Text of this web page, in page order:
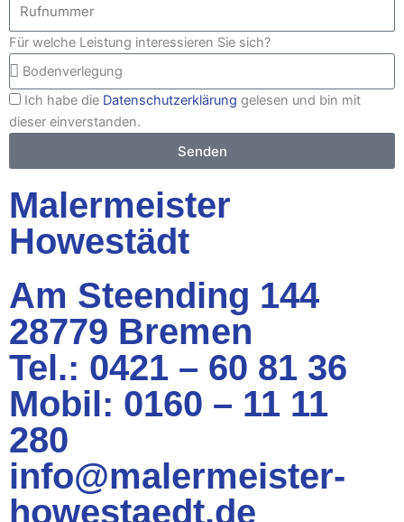
Für welche Leistung interessieren Sie sich?
Ich habe die Datenschutzerklärung gelesen und bin mit
dieser einverstanden.
Senden
Malermeister
Howestädt
Am Steending 144
28779 Bremen
Tel.: 0421 – 60 81 36
Mobil: 0160 – 11 11
280
info@malermeister-
howestaedt.de